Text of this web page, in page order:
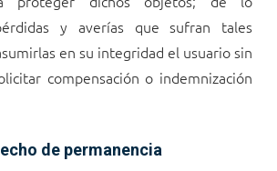
y averías que sufran tales
en su integridad el usuario sin
compensación o indemnización
de permanencia